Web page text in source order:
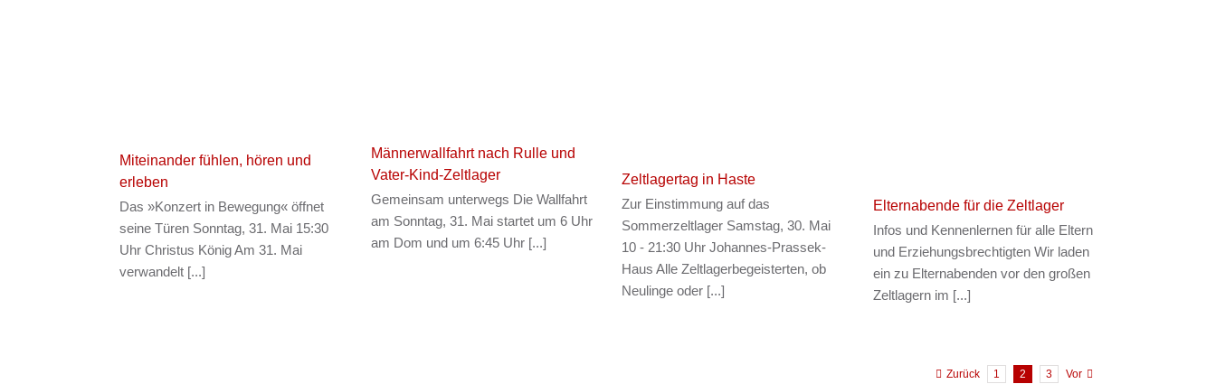
Miteinander fühlen, hören und
erleben
Das »Konzert in Bewegung« öffnet
seine Türen Sonntag, 31. Mai 15:30
Uhr Christus König Am 31. Mai
verwandelt [...]
Männerwallfahrt nach Rulle und
Vater-Kind-Zeltlager
Gemeinsam unterwegs Die Wallfahrt
am Sonntag, 31. Mai startet um 6 Uhr
am Dom und um 6:45 Uhr [...]
Zeltlagertag in Haste
Zur Einstimmung auf das
Sommerzeltlager Samstag, 30. Mai
10 - 21:30 Uhr Johannes-Prassek-
Haus Alle Zeltlagerbegeisterten, ob
Neulinge oder [...]
Elternabende für die Zeltlager
Infos und Kennenlernen für alle Eltern
und Erziehungsbrechtigten Wir laden
ein zu Elternabenden vor den großen
Zeltlagern im [...]
Zurück 1 2 3 Vor